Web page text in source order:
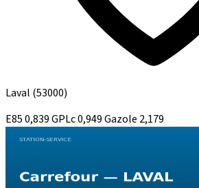
Laval (53000)
E850,839GPLc0,949Gazole 2,179